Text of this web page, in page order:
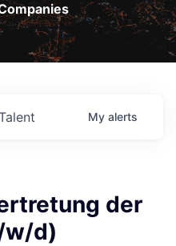
My alerts
der
w/d)